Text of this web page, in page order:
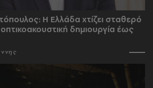
Η Ελλάδα χτίζει σταθερό
οπτικοακουστική δημιουργία έως